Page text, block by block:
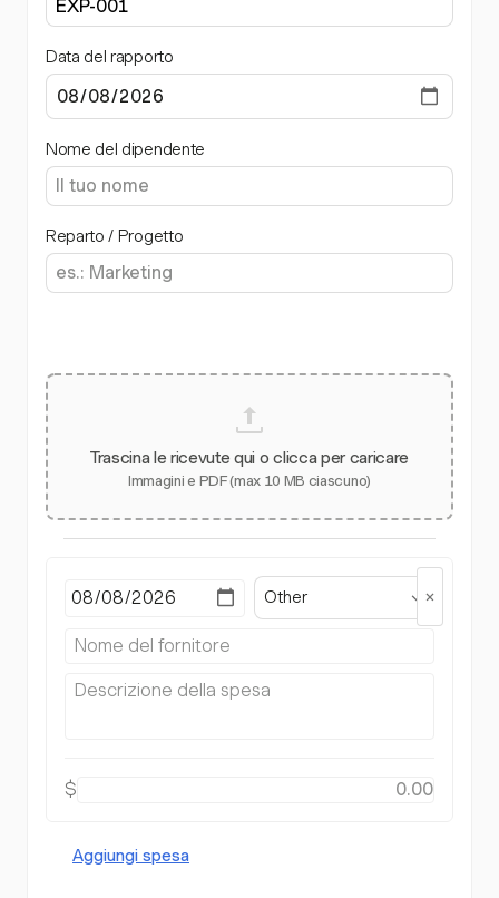
Data del rapporto
Nome del dipendente
Reparto / Progetto
Trascina le ricevute qui o clicca per caricare
Immagini e PDF (max 10 MB ciascuno)
Other
$
Aggiungi spesa